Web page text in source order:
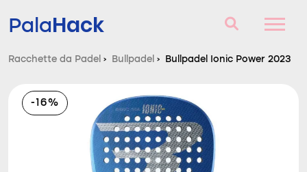
PalaHack
Domande e risposte
Comparatore
Racchette da Padel › Bullpadel › Bullpadel Ionic Power 2023
-16%